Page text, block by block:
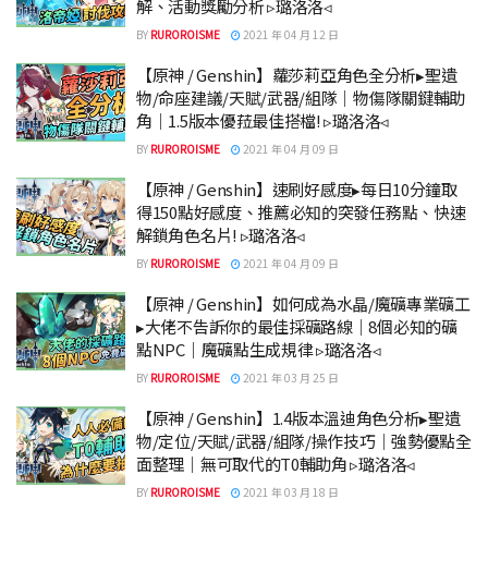
解、活動獎勵分析 ▹璐洛洛◃
BY RUROROISME 2021 年 04 月 12 日
【原神 / Genshin】蘿莎莉亞角色全分析▸聖遺
物/命座建議/天賦/武器/組隊｜物傷隊關鍵輔助
角｜1.5版本優菈最佳搭檔! ▹璐洛洛◃
BY RUROROISME 2021 年 04 月 09 日
【原神 / Genshin】速刷好感度▸每日10分鐘取
得150點好感度、推薦必知的突發任務點、快速
解鎖角色名片! ▹璐洛洛◃
BY RUROROISME 2021 年 04 月 09 日
【原神 / Genshin】如何成為水晶/魔礦專業礦工
▸大佬不告訴你的最佳採礦路線｜8個必知的礦
點NPC｜魔礦點生成規律 ▹璐洛洛◃
BY RUROROISME 2021 年 03 月 25 日
【原神 / Genshin】1.4版本溫迪角色分析▸聖遺
物/定位/天賦/武器/組隊/操作技巧｜強勢優點全
面整理｜無可取代的T0輔助角 ▹璐洛洛◃
BY RUROROISME 2021 年 03 月 18 日